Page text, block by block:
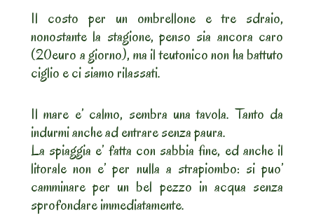
Il costo per un ombrellone e tre sdraio,
nonostante la stagione, penso sia ancora caro
(20euro a giorno), ma il teutonico non ha battuto
ciglio e ci siamo rilassati.
Il mare e’ calmo, sembra una tavola. Tanto da
indurmi anche ad entrare senza paura.
La spiaggia e’ fatta con sabbia fine, ed anche il
litorale non e’ per nulla a strapiombo: si puo’
camminare per un bel pezzo in acqua senza
sprofondare immediatamente.